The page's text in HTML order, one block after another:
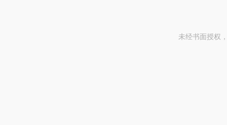
未经书面授权